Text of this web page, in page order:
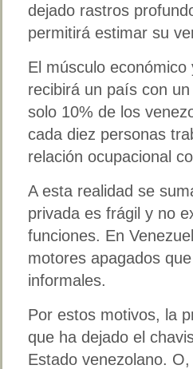
dejado rastros
permitirá estimar su
El músculo
recibirá un país con
solo 10% de los
cada diez personas
relación ocupacional
A esta realidad se
privada es frágil y no
funciones. En
motores apagados
informales.
Por estos motivos, la
que ha dejado el
Estado venezolano.